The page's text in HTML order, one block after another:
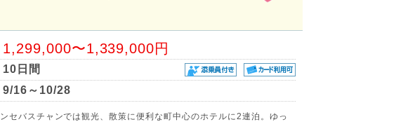
1,299,000〜1,339,000円
10日間
9/16～10/28
セバスチャンでは観光、散策に便利な町中心のホテルに2連泊。ゆっ